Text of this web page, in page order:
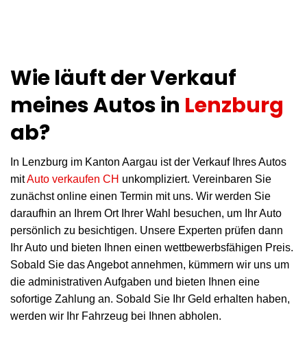
Wie läuft der Verkauf
meines Autos in Lenzburg
ab?
In Lenzburg im Kanton Aargau ist der Verkauf Ihres Autos
mitAuto verkaufen CH unkompliziert. Vereinbaren Sie
zunächst online einen Termin mit uns. Wir werden Sie
daraufhin an Ihrem Ort Ihrer Wahl besuchen, um Ihr Auto
persönlich zu besichtigen. Unsere Experten prüfen dann
Ihr Auto und bieten Ihnen einen wettbewerbsfähigen Preis.
Sobald Sie das Angebot annehmen, kümmern wir uns um
die administrativen Aufgaben und bieten Ihnen eine
sofortige Zahlung an. Sobald Sie Ihr Geld erhalten haben,
werden wir Ihr Fahrzeug bei Ihnen abholen.